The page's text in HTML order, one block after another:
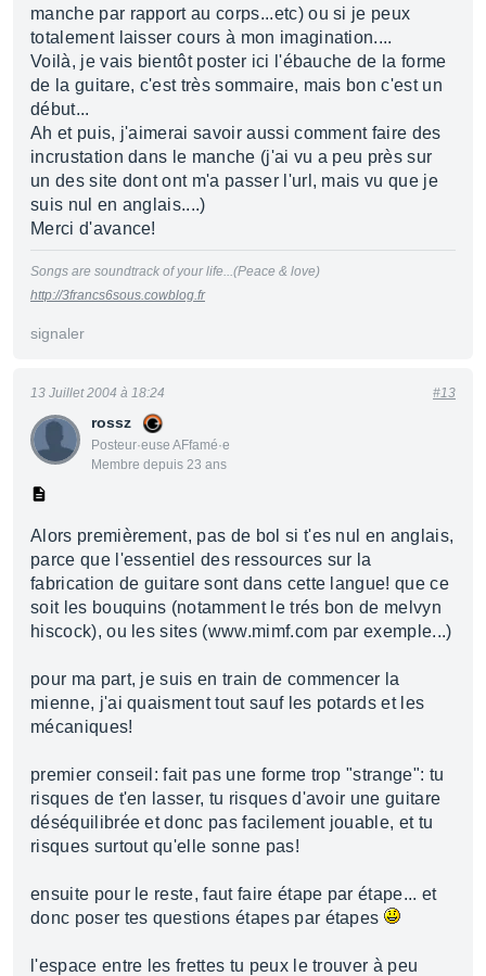
manche par rapport au corps...etc) ou si je peux
totalement laisser cours à mon imagination....
Voilà, je vais bientôt poster ici l'ébauche de la forme
de la guitare, c'est très sommaire, mais bon c'est un
début...
Ah et puis, j'aimerai savoir aussi comment faire des
incrustation dans le manche (j'ai vu a peu près sur
un des site dont ont m'a passer l'url, mais vu que je
suis nul en anglais....)
Merci d'avance!
Songs are soundtrack of your life...(Peace & love)
http://3francs6sous.cowblog.fr
signaler
rossz
Posteur·euse AFfamé·e
Membre depuis 23 ans
13 Juillet 2004 à 18:24 #13
Alors premièrement, pas de bol si t'es nul en anglais,
parce que l'essentiel des ressources sur la
fabrication de guitare sont dans cette langue! que ce
soit les bouquins (notamment le trés bon de melvyn
hiscock), ou les sites (www.mimf.com par exemple...)
pour ma part, je suis en train de commencer la
mienne, j'ai quaisment tout sauf les potards et les
mécaniques!
premier conseil: fait pas une forme trop "strange": tu
risques de t'en lasser, tu risques d'avoir une guitare
déséquilibrée et donc pas facilement jouable, et tu
risques surtout qu'elle sonne pas!
ensuite pour le reste, faut faire étape par étape... et
donc poser tes questions étapes par étapes
l'espace entre les frettes tu peux le trouver à peu